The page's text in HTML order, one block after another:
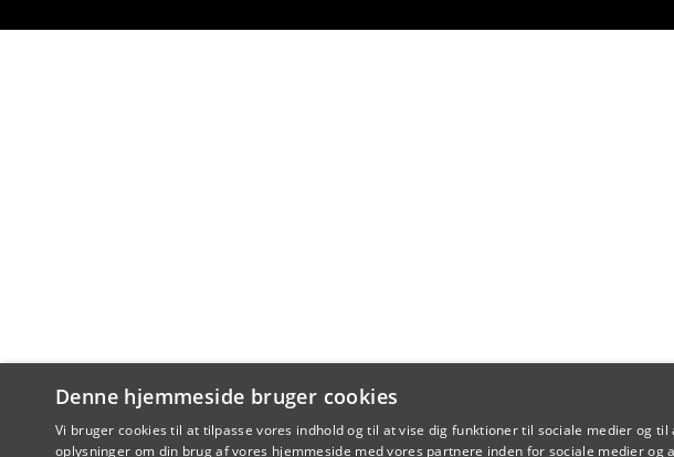
Denne hjemmeside bruger cookies
Vi bruger cookies til at tilpasse vores indhold og til at vise dig funktioner til sociale medier og
oplysninger om din brug af vores hjemmeside med vores partnere inden for sociale medier og